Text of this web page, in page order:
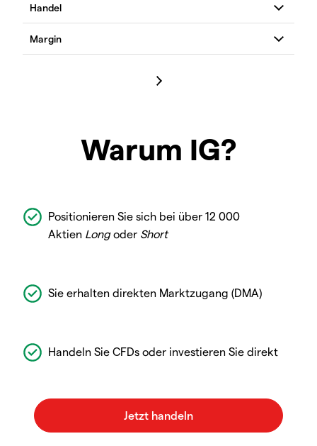
Warum IG?
Positionieren Sie sich bei über 12 000
Aktien Longoder Short
Sie erhalten direkten Marktzugang (DMA)
Handeln Sie CFDs oder investieren Sie direkt